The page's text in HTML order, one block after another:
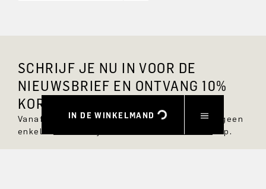
IN DE WINKELMAND
SCHRIJF JE NU IN VOOR DE
NIEUWSBRIEF EN ONTVANG 10%
KORTING.
Vanaf nu ben je altijd op de hoogte en mis je geen
enkele nieuwe stijl in de DRYKORN online shop.